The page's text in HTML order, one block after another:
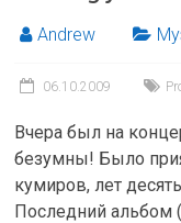
Andrew
06.10.2009
Вчера был на
безумны! Было
кумиров, лет
Последний альбом